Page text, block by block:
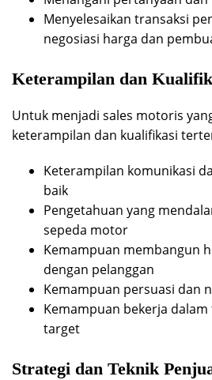
Menyelesaikan transaksi
negosiasi harga dan
Keterampilan dan
Untuk menjadi sales motoris
keterampilan dan kualifikasi
Keterampilan komunikasi
baik
Pengetahuan yang
sepeda motor
Kemampuan membangun
dengan pelanggan
Kemampuan persuasi dan
Kemampuan bekerja
target
Strategi dan Teknik